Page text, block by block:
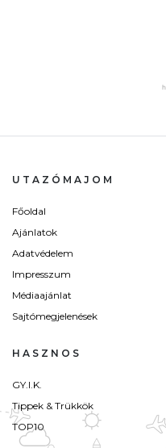
UTAZÓMAJOM
Főoldal
Ajánlatok
Adatvédelem
Impresszum
Médiaajánlat
Sajtómegjelenések
HASZNOS
GY.I.K.
Tippek & Trükkök
TOP10